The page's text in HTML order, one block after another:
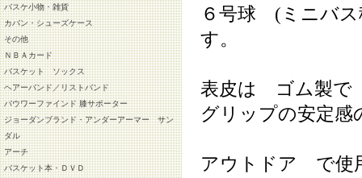
バスケ小物・雑貨
カバン・シューズケース
その他
ＮＢＡカード
バスケット ソックス
ヘアーバンド／リストバンド
バウワーファインド 膝サポーター
ジョーダンブランド・アンダーアーマー サン
ダル
アーチ
バスケット本・ＤＶＤ
６号球 (ミニバス
す。
表皮は ゴム製
グリップの安定
アウトドア で使